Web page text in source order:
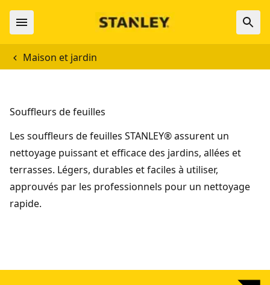
Maison et jardin
Souffleurs de feuilles
Les souffleurs de feuilles STANLEY® assurent un
nettoyage puissant et efficace des jardins, allées et
terrasses. Légers, durables et faciles à utiliser,
approuvés par les professionnels pour un nettoyage
rapide.
STANLEY® FATMAX®FATMAX® souffleur brushless 18V